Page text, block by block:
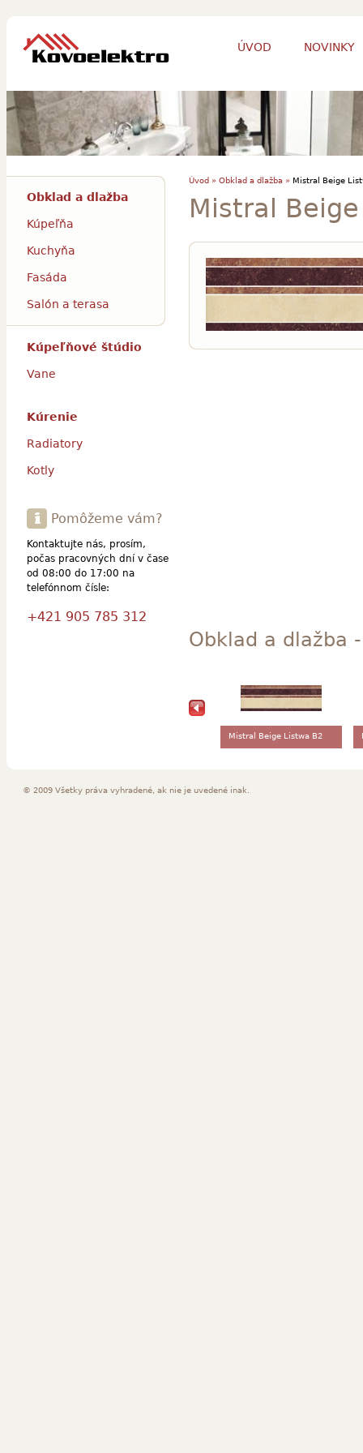
ÚVOD NOVINKY
Úvod » Obklad a dlažba »Mistral Beige
Mistral
Obklad a dlažba
Mistral Beige Listwa B2
Obklad a dlažba
Kúpeľňa
Kuchyňa
Fasáda
Salón a terasa
Kúpeľňové štúdio
Vane
Kúrenie
Radiatory
Kotly
Pomôžeme vám?
Kontaktujte nás, prosím,
počas pracovných dní v čase
od 08:00 do 17:00 na
telefónnom čísle:
+421 905 785 312
© 2009 Všetky práva vyhradené, ak nie je uvedené inak.